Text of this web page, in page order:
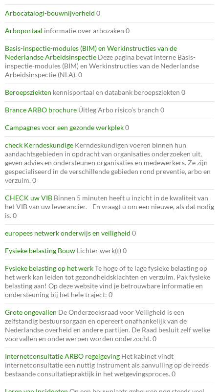
Arbocatalogi-bouwnijverheid 0
Arboportaal informatie over arbozaken 0
Basis-inspectie-modules (BIM) en Werkinstructies van de
Nederlandse Arbeidsinspectie Deze pagina bevat interne Basis-
inspectie-modules (BIM) en Werkinstructies van de Nederlandse
Arbeidsinspectie (NLA). 0
Beroepsziekten kennisportaal en databank beroepsziekten 0
Brance ARBO brochure Úitleg Arbo risico’s branch 0
Campagnes voor een gezonde werkplek0
check Kerndeskundige Kerndeskundigen voeren binnen hun
aandachtsgebieden in opdracht van organisaties onderzoeken uit,
geven advies en ondersteunen organisaties en medewerkers. Ze zijn
gespecialiseerd in de verschillende gebieden rond preventie, arbo en
verzuim. 0
CHECK uw VIB Binnen 5 minuten heeft u inzicht in de kwaliteit van
het VIB van uw leverancier. En vraagt u om een nieuwe, als dat nodig
is. 0
europees netwerk onderwijs en veiligheid 0
Fysieke belasting Bouw Lichter werk(t) 0
Fysieke belasting op het werkTe hoge of te lage fysieke belasting op
het werk kan leiden tot gezondheidsklachten en verzuim. Pak fysieke
belasting aan! Op deze website vind je betrouwbare informatie en
ondersteuning bij het hele traject: 0
Grote ongevallen De Onderzoeksraad voor Veiligheid is een
zelfstandig bestuursorgaan en opereert onafhankelijk van de
Nederlandse overheid en andere partijen. De Raad besluit zelf welke
voorvallen en onderwerpen worden onderzocht. 0
Internetconsultatie ARBO regelgeving Het kabinet vindt
internetconsultatie een nuttig instrument als aanvulling op de reeds
bestaande consultatiepraktijk in het wetgevingsproces. 0